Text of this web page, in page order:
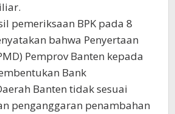
pemeriksaan BPK pada 8
bahwa Penyertaan
Pemprov Banten kepada
Bank
Banten tidak sesuai
penganggaran penambahan